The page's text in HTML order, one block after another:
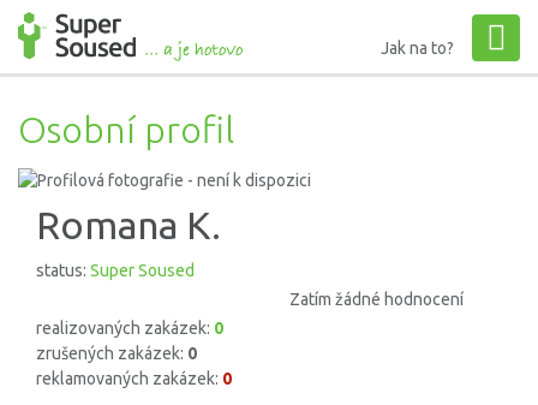
Jak na to?
Osobní profil
Romana K.
status: Super Soused
Zatím žádné hodnocení
realizovaných zakázek: 0
zrušených zakázek: 0
reklamovaných zakázek: 0